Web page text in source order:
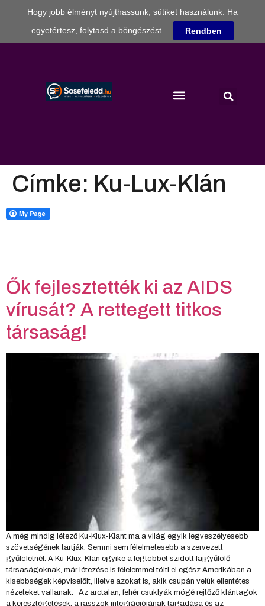
Címke: Ku-Lux-Klán
Ők fejlesztették ki az AIDS
vírusát? A rettegett titkos
társaság!
A még mindig létező Ku-Klux-Klant ma a világ egyik legveszélyesebb
szövetségének tartják. Semmi sem félelmetesebb a szervezett
gyűlöletnél. A Ku-Klux-Klan egyike a legtöbbet szidott fajgyűlölő
társaságoknak, már létezése is félelemmel tölti el egész Amerikában a
kisebbségek képviselőit, illetve azokat is, akik csupán velük ellentétes
nézeteket vallanak. Az arctalan, fehér csuklyák mögé rejtőző klántagok
a keresztégetések, a rasszok integrációjának tagadása és az
Hogy jobb élményt nyújthassunk, sütiket használunk. Ha
egyetértesz, folytasd a böngészést.
Rendben